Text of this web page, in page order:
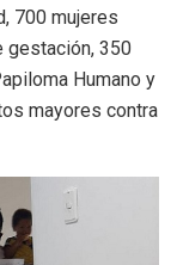
700 mujeres
gestación, 350
Humano y
mayores contra